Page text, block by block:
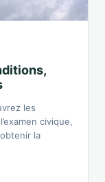
les
civique,
la